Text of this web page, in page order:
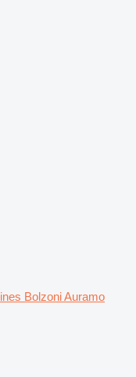
Bolzoni Auramo